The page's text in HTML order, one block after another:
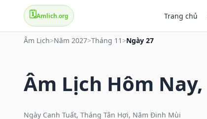
🗓️Amlich.org Trang chủ
Âm Lịch>Năm 2027>Tháng 11 >Ngày 27
Âm Lịch Hôm
Ngày Canh Tuất, Tháng Tân Hợi, Năm Đinh Mùi